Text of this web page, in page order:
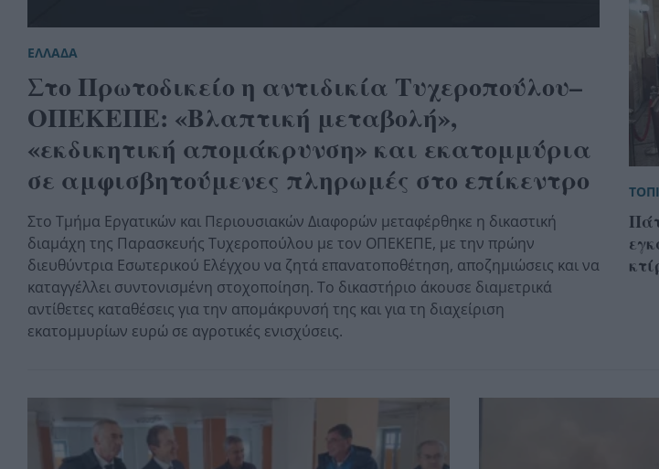
ΕΛΛΑΔΑ
Στο Πρωτοδικείο η αντιδικία Τυχεροπούλου–
ΟΠΕΚΕΠΕ: «Βλαπτική μεταβολή»,
«εκδικητική απομάκρυνση» και εκατομμύρια
σε αμφισβητούμενες πληρωμές στο επίκεντρο
Στο Τμήμα Εργατικών και Περιουσιακών Διαφορών μεταφέρθηκε η δικαστική
διαμάχη της Παρασκευής Τυχεροπούλου με τον ΟΠΕΚΕΠΕ, με την πρώην
διευθύντρια Εσωτερικού Ελέγχου να ζητά επανατοποθέτηση, αποζημιώσεις και να
καταγγέλλει συντονισμένη στοχοποίηση. Το δικαστήριο άκουσε διαμετρικά
αντίθετες καταθέσεις για την απομάκρυνσή της και για τη διαχείριση
εκατομμυρίων ευρώ σε αγροτικές ενισχύσεις.